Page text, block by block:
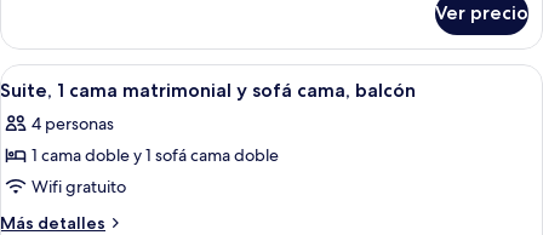
cama
Queen
size,
balcón
junior,
cama
size,
balcón
Ver precio
Abrir
todas
las
fotos
de
Suite,
Un balcón con una mesa dispuesta
16
Suite, 1 cama matrimonial y sofá cama, balcón
4 personas
1 cama doble y 1 sofá cama doble
Wifi gratuito
Más detalles
Más